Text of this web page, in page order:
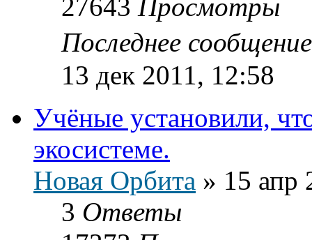
27643 Просмотры
Последнее
13 дек 2011, 12:58
Учёные установили,
экосистеме.
Новая Орбита » 15 апр
3 Ответы